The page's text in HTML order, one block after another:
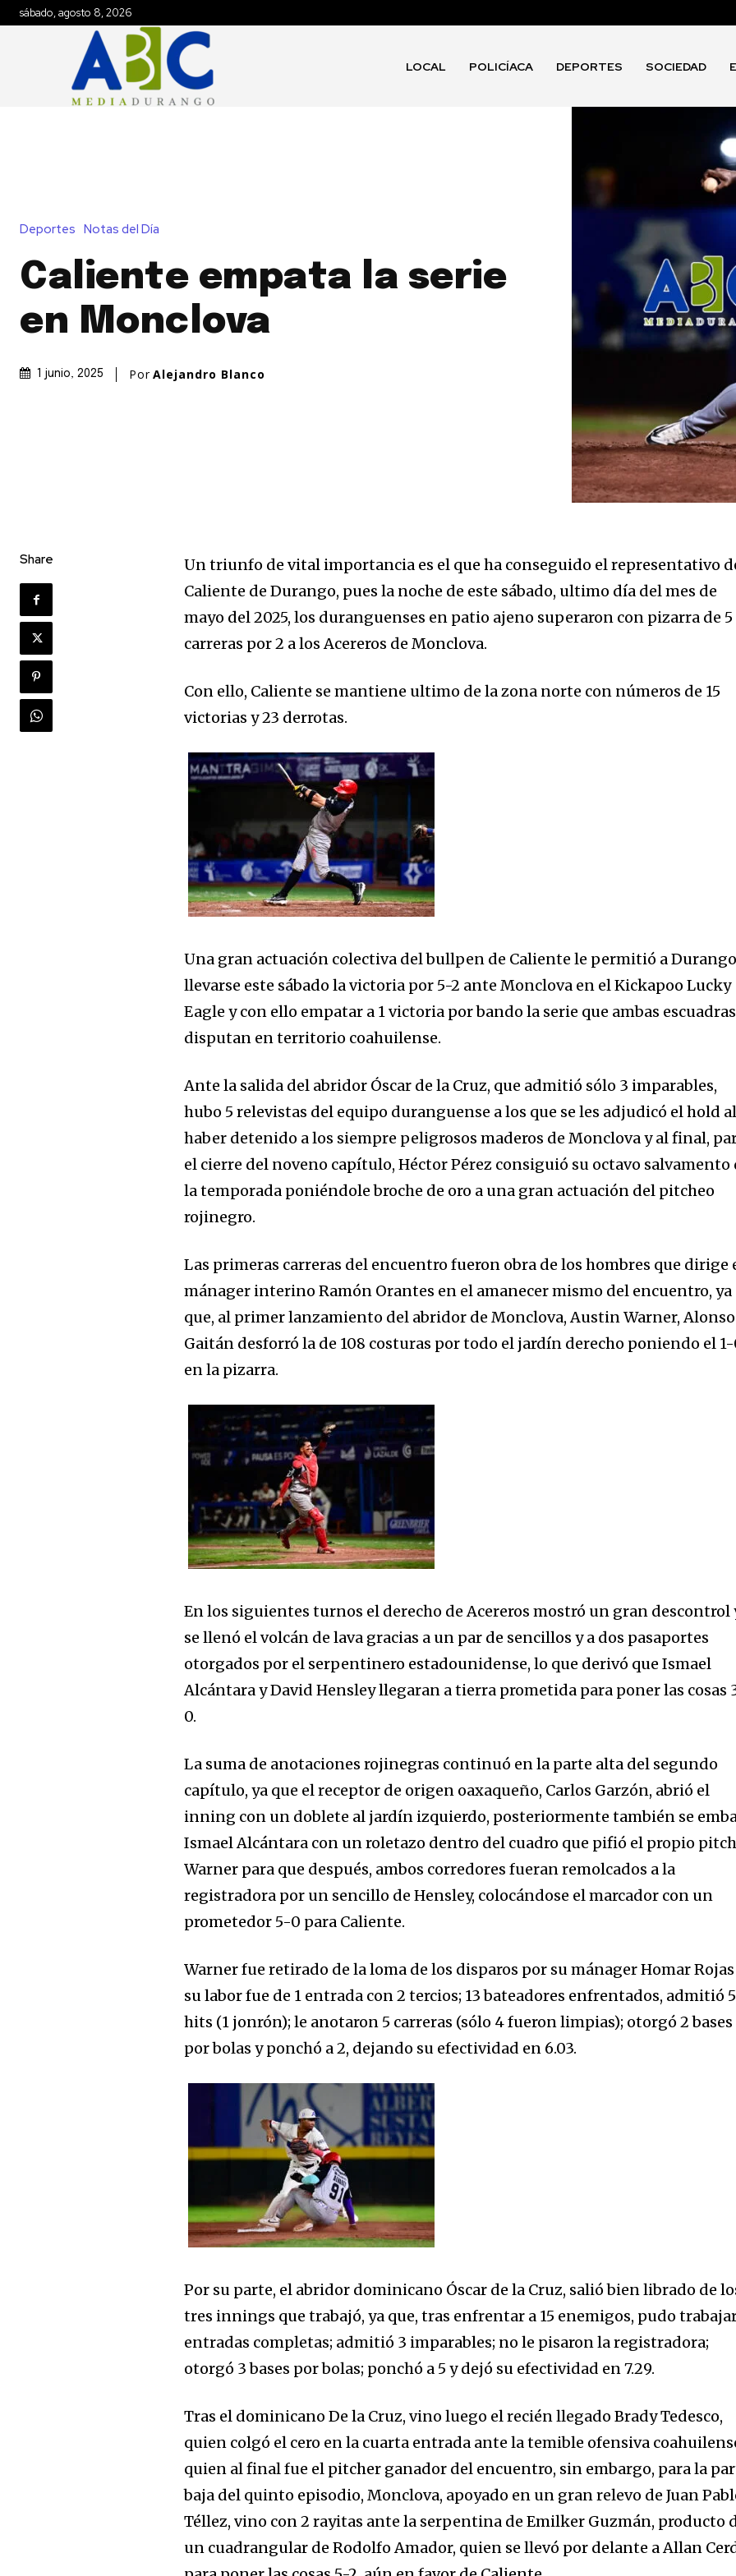
sábado, agosto 8, 2026
LOCAL POLICÍACA DEPORTES SOCIEDAD
Deportes Notas del Día
Caliente empata la serie
en Monclova
1 junio, 2025 PorAlejandro Blanco
Share
Un triunfo de vital importancia es el que ha conseguido el representativo
Caliente de Durango, pues la noche de este sábado, ultimo día del mes de
mayo del 2025, los duranguenses en patio ajeno superaron con pizarra de 5
carreras por 2 a los Acereros de Monclova.
Con ello, Caliente se mantiene ultimo de la zona norte con números de 15
victorias y 23 derrotas.
Una gran actuación colectiva del bullpen de Caliente le permitió a Durango
llevarse este sábado la victoria por 5-2 ante Monclova en el Kickapoo Lucky
Eagle y con ello empatar a 1 victoria por bando la serie que ambas escuadras
disputan en territorio coahuilense.
Ante la salida del abridor Óscar de la Cruz, que admitió sólo 3 imparables,
hubo 5 relevistas del equipo duranguense a los que se les adjudicó el hold al
haber detenido a los siempre peligrosos maderos de Monclova y al final,
el cierre del noveno capítulo, Héctor Pérez consiguió su octavo salvamento
la temporada poniéndole broche de oro a una gran actuación del pitcheo
rojinegro.
Las primeras carreras del encuentro fueron obra de los hombres que dirige
mánager interino Ramón Orantes en el amanecer mismo del encuentro, ya
que, al primer lanzamiento del abridor de Monclova, Austin Warner, Alonso
Gaitán desforró la de 108 costuras por todo el jardín derecho poniendo el
en la pizarra.
En los siguientes turnos el derecho de Acereros mostró un gran descontrol
se llenó el volcán de lava gracias a un par de sencillos y a dos pasaportes
otorgados por el serpentinero estadounidense, lo que derivó que Ismael
Alcántara y David Hensley llegaran a tierra prometida para poner las cosas
0.
La suma de anotaciones rojinegras continuó en la parte alta del segundo
capítulo, ya que el receptor de origen oaxaqueño, Carlos Garzón, abrió el
inning con un doblete al jardín izquierdo, posteriormente también se
Ismael Alcántara con un roletazo dentro del cuadro que pifió el propio
Warner para que después, ambos corredores fueran remolcados a la
registradora por un sencillo de Hensley, colocándose el marcador con un
prometedor 5-0 para Caliente.
Warner fue retirado de la loma de los disparos por su mánager Homar
su labor fue de 1 entrada con 2 tercios; 13 bateadores enfrentados, admitió 5
hits (1 jonrón); le anotaron 5 carreras (sólo 4 fueron limpias); otorgó 2 bases
por bolas y ponchó a 2, dejando su efectividad en 6.03.
Por su parte, el abridor dominicano Óscar de la Cruz, salió bien librado de
tres innings que trabajó, ya que, tras enfrentar a 15 enemigos, pudo
entradas completas; admitió 3 imparables; no le pisaron la registradora;
otorgó 3 bases por bolas; ponchó a 5 y dejó su efectividad en 7.29.
Tras el dominicano De la Cruz, vino luego el recién llegado Brady Tedesco,
quien colgó el cero en la cuarta entrada ante la temible ofensiva
quien al final fue el pitcher ganador del encuentro, sin embargo, para la
baja del quinto episodio, Monclova, apoyado en un gran relevo de Juan
Téllez, vino con 2 rayitas ante la serpentina de Emilker Guzmán, producto
un cuadrangular de Rodolfo Amador, quien se llevó por delante a Allan